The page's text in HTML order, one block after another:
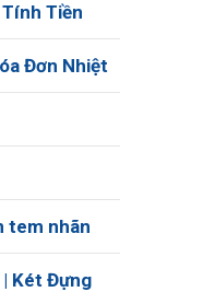
Tính Tiền
Đơn Nhiệt
tem nhãn
| Két Đựng